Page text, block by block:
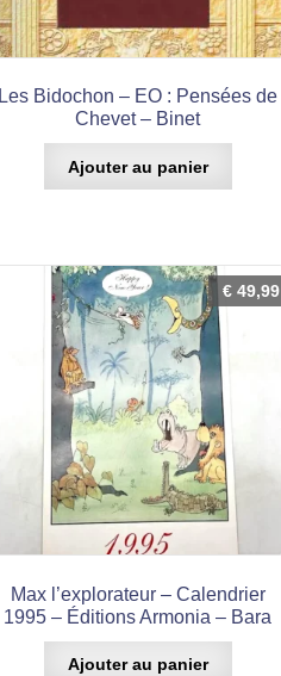
Les Bidochon – EO : Pensées de
Chevet – Binet
Ajouter au panier
Max l’explorateur – Calendrier
1995 – Éditions Armonia – Bara
€49,99
Ajouter au panier